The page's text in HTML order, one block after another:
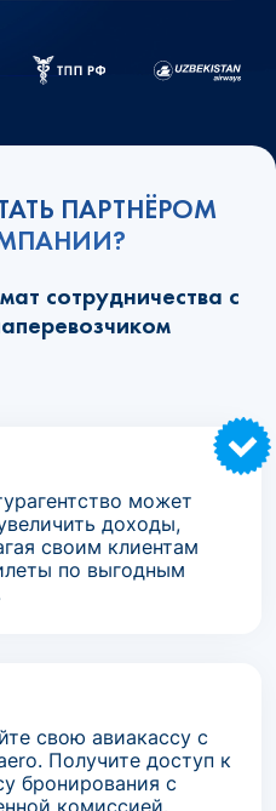
ПАРТНЁРОМ
сотрудничества с
может
доходы,
своим клиентам
по выгодным
свою авиакассу с
Получите доступ к
бронирования с
комиссией.